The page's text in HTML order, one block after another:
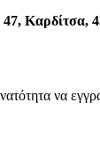
Καρδίτσα,
να